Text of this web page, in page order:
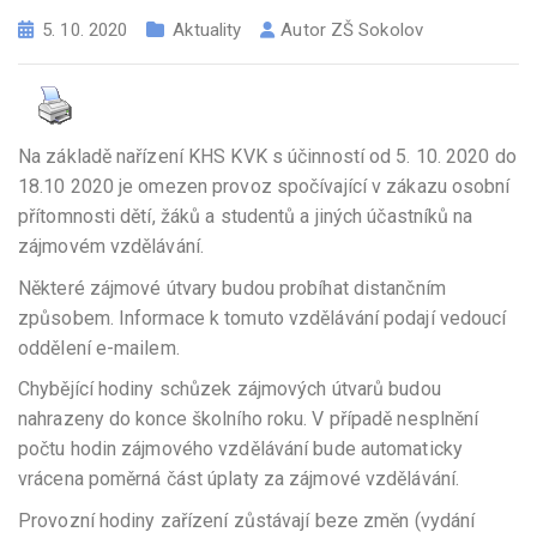
5. 10. 2020 Aktuality Autor ZŠ Sokolov
Na základě nařízení KHS KVK s účinností od 5. 10. 2020 do
18.10 2020 je omezen provoz spočívající v zákazu osobní
přítomnosti dětí, žáků a studentů a jiných účastníků na
zájmovém vzdělávání.
Některé zájmové útvary budou probíhat distančním
způsobem. Informace k tomuto vzdělávání podají vedoucí
oddělení e-mailem.
Chybějící hodiny schůzek zájmových útvarů budou
nahrazeny do konce školního roku. V případě nesplnění
počtu hodin zájmového vzdělávání bude automaticky
vrácena poměrná část úplaty za zájmové vzdělávání.
Provozní hodiny zařízení zůstávají beze změn (vydání